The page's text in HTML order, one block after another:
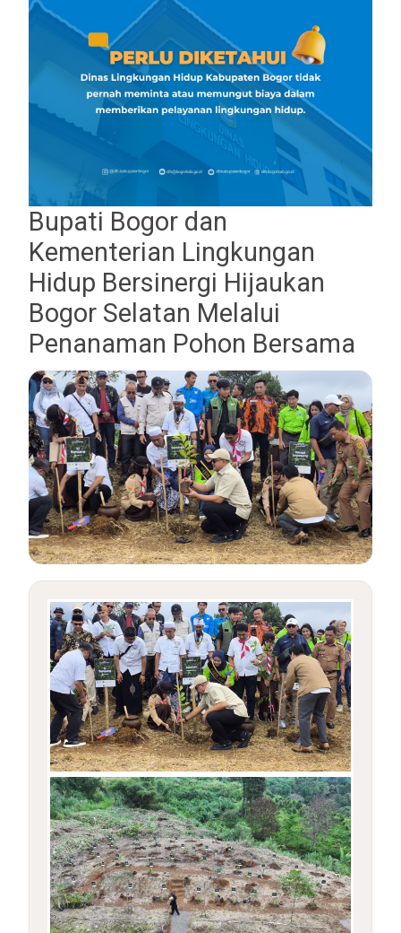
Bupati Bogor dan
Kementerian Lingkungan
Hidup Bersinergi Hijaukan
Bogor Selatan Melalui
Penanaman Pohon Bersama